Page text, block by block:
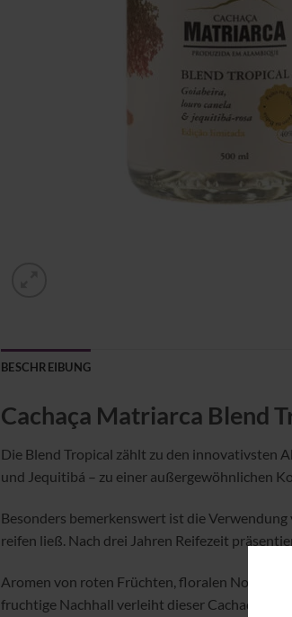
BESCHREIBUNG
Cachaça Matriarca Blend
Die Blend Tropical zählt zu den innovativsten
und Jequitibá – zu einer außergewöhnlichen
Besonders bemerkenswert ist die
reifen ließ. Nach drei Jahren Reifezeit
Aromen von roten Früchten, floralen Noten
fruchtige Nachhall verleiht dieser Cachaça